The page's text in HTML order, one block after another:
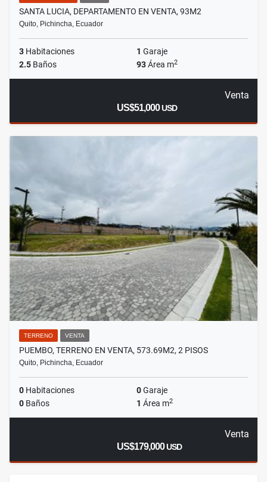
SANTA LUCIA, DEPARTAMENTO EN VENTA, 93M2
Quito, Pichincha, Ecuador
3 Habitaciones 1 Garaje
2.5 Baños 93Área m2
Venta
US$51,000USD
TERRENO VENTA
PUEMBO, TERRENO EN VENTA, 573.69M2, 2 PISOS
Quito, Pichincha, Ecuador
0 Habitaciones 0Garaje
0 Baños 1 Área m2
Venta
US$179,000USD